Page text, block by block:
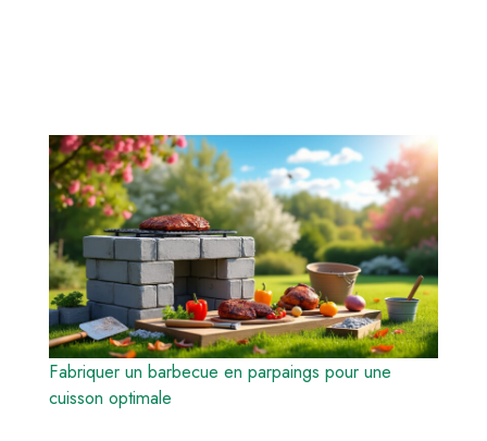
Fabriquer un barbecue en parpaings pour une
cuisson optimale